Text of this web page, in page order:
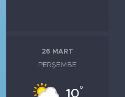
26 MART
PERŞEMBE
10°